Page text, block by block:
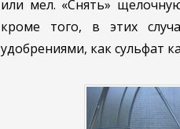
или мел. «Снять»
кроме того, в этих
удобрениями, как сульфат